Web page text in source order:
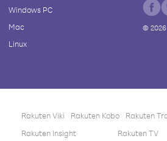
Windows PC
Mac
Linux
© 2026
Rakuten Viki Rakuten Kobo Rakuten
Rakuten Insight
Rakuten TV